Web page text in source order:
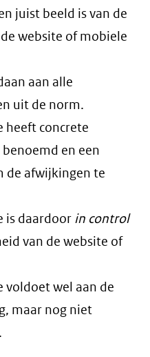
juist beeld is van de
website of mobiele
aan alle
uit de norm.
heeft concrete
en een
de afwijkingen te
is daardoor in control
van de website of
voldoet wel aan de
maar nog niet